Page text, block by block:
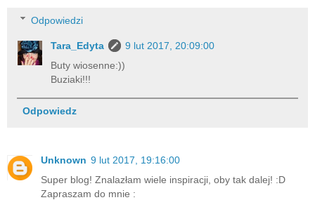
Odpowiedzi
Tara_Edyta
9 lut 2017, 20:09:00
Buty wiosenne:))
Buziaki!!!
Odpowiedz
Unknown 9 lut 2017, 19:16:00
Super blog! Znalazłam wiele inspiracji, oby tak dalej! :D
Zapraszam do mnie :